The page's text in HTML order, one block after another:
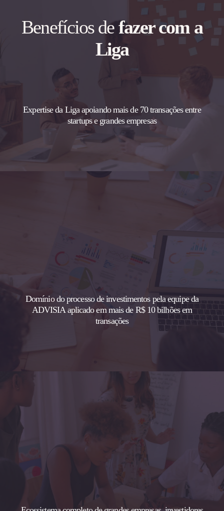
Benefícios defazer com a
Liga
Expertise da Liga apoiando mais de 70 transações entre
startups e grandes empresas
Domínio do processo de investimentos pela equipe da
ADVISIA aplicado em mais de R$ 10 bilhões em
transações